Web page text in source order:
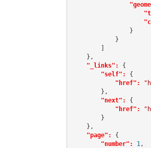
                }
            }
        ]
    },
"_links":
{
"self":
{
"href":
        },
"next":
{
"href":
        }
    },
"page":
{
"number":
1 ,